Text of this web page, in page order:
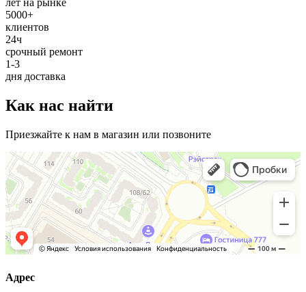
лет на рынке
5000+
клиентов
24ч
срочный ремонт
1-3
дня доставка
Как нас найти
Приезжайте к нам в магазин или позвоните
Адрес